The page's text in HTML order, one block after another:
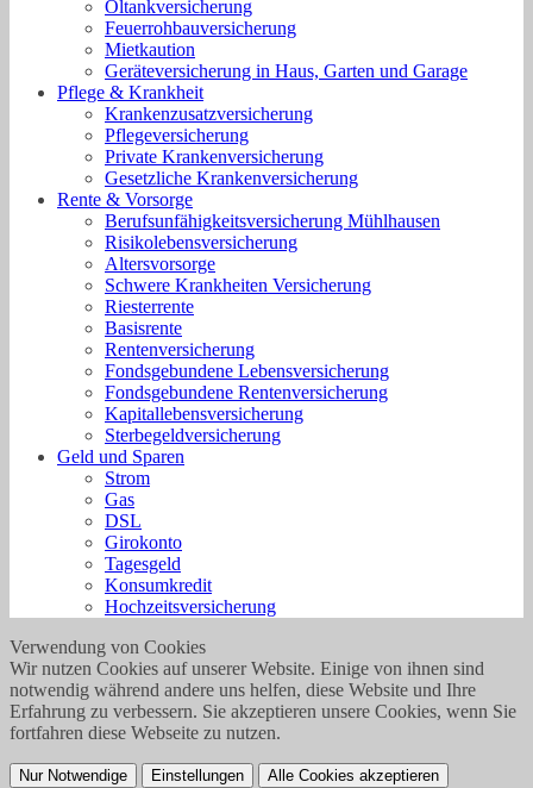
Öltankversicherung
Feuerrohbauversicherung
Mietkaution
Geräteversicherung in Haus, Garten und Garage
Pflege & Krankheit
Krankenzusatzversicherung
Pflegeversicherung
Private Krankenversicherung
Gesetzliche Krankenversicherung
Rente & Vorsorge
Berufs­unfähigkeitsversicherung Mühlhausen
Risikolebensversicherung
Altersvorsorge
Schwere Krankheiten Versicherung
Riesterrente
Basisrente
Rentenversicherung
Fondsgebundene Lebensversicherung
Fondsgebundene Rentenversicherung
Kapitallebensversicherung
Sterbegeldversicherung
Geld und Sparen
Strom
Gas
DSL
Girokonto
Tagesgeld
Konsumkredit
Hochzeitsversicherung
Verwendung von Cookies
Wir nutzen Cookies auf unserer Website. Einige von ihnen sind
notwendig während andere uns helfen, diese Website und Ihre
Erfahrung zu verbessern. Sie akzeptieren unsere Cookies, wenn Sie
fortfahren diese Webseite zu nutzen.
Nur Notwendige Einstellungen Alle Cookies akzeptieren